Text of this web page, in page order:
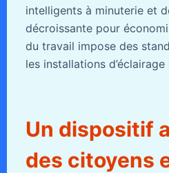
intelligents à minuterie et
décroissante pour
du travail impose des
les installations d’éclairage
Un dispositif
des citoyens